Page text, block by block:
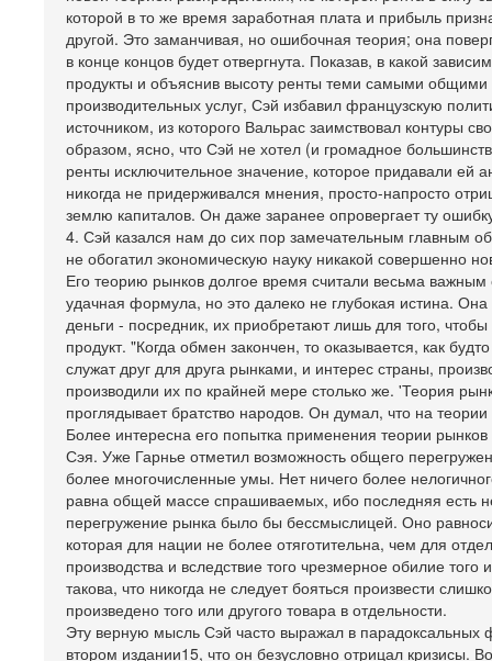
которой в то же время заработная плата и прибыль
другой. Это заманчивая, но ошибочная теория; она
в конце концов будет отвергнута. Показав, в какой
продукты и объяснив высоту ренты теми самыми
производительных услуг, Сэй избавил французскую
источником, из которого Вальрас заимствовал контуры
образом, ясно, что Сэй не хотел (и громадное
ренты исключительное значение, которое придавали
никогда не придерживался мнения, просто-напросто
землю капиталов. Он даже заранее опровергает ту
4. Сэй казался нам до сих пор замечательным главным
не обогатил экономическую науку никакой совершенно
Его теорию рынков долгое время считали весьма
удачная формула, но это далеко не глубокая истина.
деньги - посредник, их приобретают лишь для того,
продукт. "Когда обмен закончен, то оказывается, как
служат друг для друга рынками, и интерес страны,
производили их по крайней мере столько же. 'Теория
проглядывает братство народов. Он думал, что на
Более интересна его попытка применения теории
Сэя. Уже Гарнье отметил возможность общего
более многочисленные умы. Нет ничего более
равна общей массе спрашиваемых, ибо последняя есть
перегружение рынка было бы бессмыслицей. Оно
которая для нации не более отяготительна, чем для
производства и вследствие того чрезмерное обилие
такова, что никогда не следует бояться произвести
произведено того или другого товара в отдельности.
Эту верную мысль Сэй часто выражал в
втором издании15, что он безусловно отрицал кризисы.